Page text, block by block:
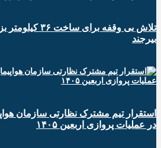
تلاش بی وقفه
بیرجند
استقرار تیم مشترک نظارتی سازمان
در عملیات پروازی اربعین ۱۴۰۵